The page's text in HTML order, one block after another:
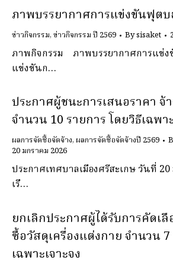
ภาพบรรยากาศการแข่งขันฟุต
ข่าวกิจกรรม,ข่าวกิจกรรม ปี 2569 Bysisaket
ภาพกิจกรรม ภาพบรรยากาศการแข่ง
แข่งขันก…
ประกาศผู้ชนะการเสนอราคา จ้
จํานวน 10 รายการ โดยวิธีเฉพา
ผลการจัดซื้อจัดจ้าง,ผลการจัดซื้อจัดจ้างปี 2569
20 มกราคม 2026
ประกาศเทศบาลเมืองศรีสะเกษ วันที่
เรื…
ยกเลิกประกาศผู้ได้รับการคัดเลื
ซื้อวัสดุเครื่องแต่งกาย จํานวน 7
เฉพาะเจาะจง